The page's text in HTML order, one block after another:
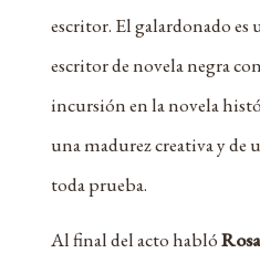
escritor. El galardonado es
escritor de novela negra
incursión en la novela
una madurez creativa y de
toda prueba.
Al final del acto habló